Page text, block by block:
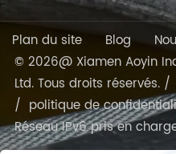
Plan du site Blog
© 2026@ Xiamen Aoyin
Ltd. Tous droits réservés. /
/ politique de
Réseau IPv6 pris en